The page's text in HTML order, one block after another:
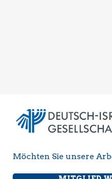
Möchten Sie unsere